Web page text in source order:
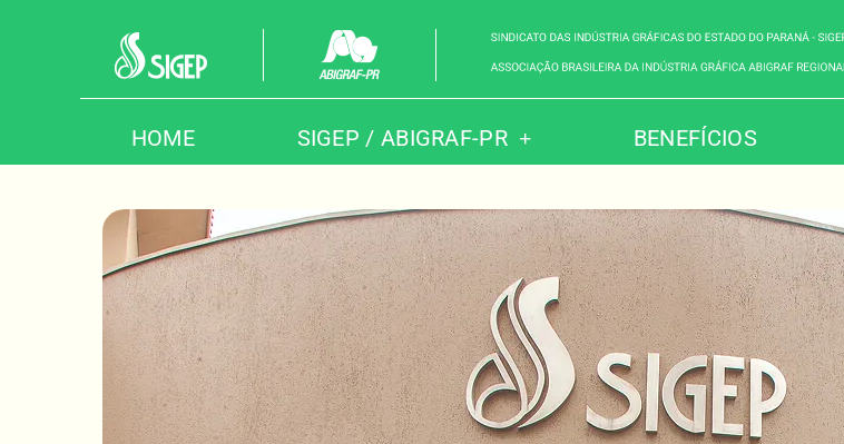
HOME SIGEP / ABIGRAF-PR BENEFÍCIOS